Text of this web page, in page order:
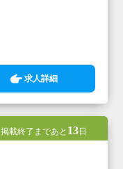
求人詳細
掲載終了まであと 13日